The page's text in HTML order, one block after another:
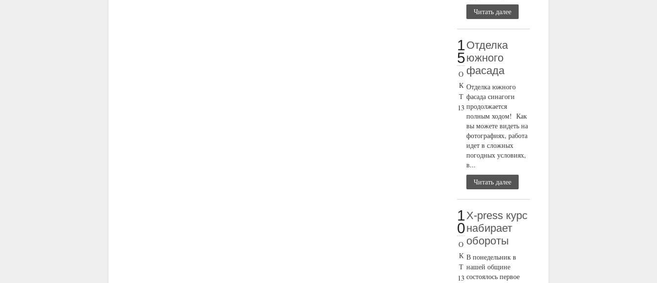
Читать далее
1
5
О
К
Т
13
Отделка
южного
фасада
Отделка южного
фасада синагоги
продолжается
полным ходом! Как
вы можете видеть на
фотографиях, работа
идет в сложных
погодных условиях,
в...
Читать далее
1
0
О
К
Т
13
X-press курс
набирает
обороты
В понедельник в
нашей общине
состоялось первое